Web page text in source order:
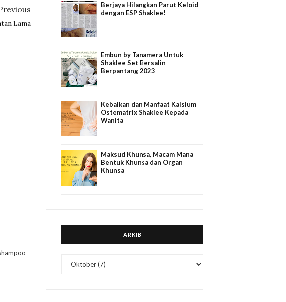
Lama
Berjaya Hilangkan Parut Keloid
dengan ESP Shaklee!
Embun by Tanamera Untuk
Shaklee Set Bersalin
Berpantang 2023
Kebaikan dan Manfaat Kalsium
Ostematrix Shaklee Kepada
Wanita
Maksud Khunsa, Macam Mana
Bentuk Khunsa dan Organ
Khunsa
ARKIB